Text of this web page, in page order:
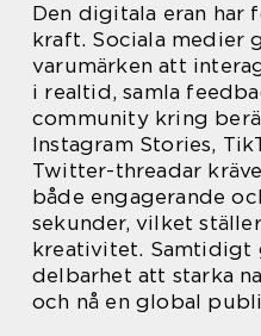
Den digitala eran har
kraft. Sociala
varumärken att
i realtid, samla
community kring
Instagram Stories,
Twitter-threadar
både engagerande
sekunder, vilket
kreativitet. Samtidigt
delbarhet att starka
och nå en global